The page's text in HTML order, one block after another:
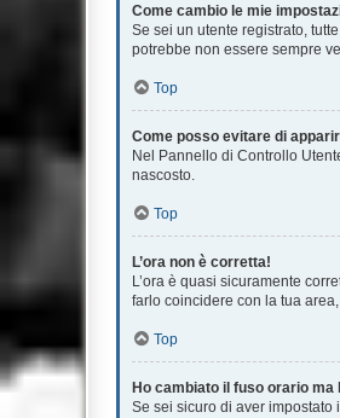
Come cambio le mie
Se sei un utente registrato,
potrebbe non essere sempre
Top
Come posso evitare di
Nel Pannello di Controllo
nascosto.
Top
L’ora non è corretta!
L’ora è quasi sicuramente
farlo coincidere con la tua
Top
Ho cambiato il fuso orario ma
Se sei sicuro di aver impostato